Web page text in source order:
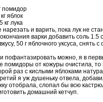
помидор
яблок
кг лука
нарезать и варить, пока лук не
варки добавить соль
50 г яблочного уксуса, снять
пофантазировать можно, я в
помидоры от кожуры очистила,
раз с кислыми яблоками
я уж душеньку отвела,
отобрала, слопал бы всю
домашний кетчуп.